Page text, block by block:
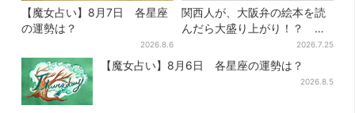
【魔女占い】8月7日 各星座
の運勢は？
2026.8.6
関西人が、大阪弁の絵本を読
んだら大盛り上がり！？ 書
店員が語る、“関西弁”絵本が
人気を集めるワケとは
2026.7.25
【魔女占い】8月6日 各星座の運勢は？
2026.8.5